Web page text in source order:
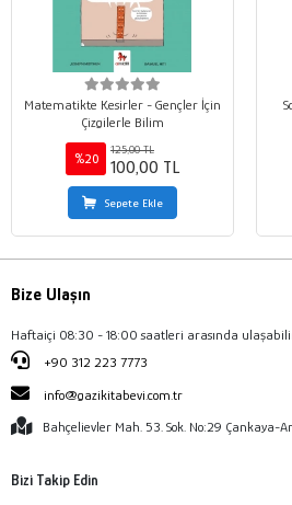
Matematikte Kesirler - Gençler İçin
Çizgilerle Bilim
%20
125,00 TL
100,00 TL
Sepete Ekle
Bize Ulaşın
Haftaiçi 08:30 - 18:00 saatleri arasında
+90 312 223 7773
info@gazikitabevi.com.tr
Bahçelievler Mah. 53. Sok. No:29 Çankaya-
Bizi Takip Edin